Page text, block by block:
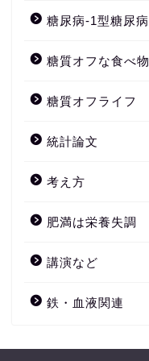
糖尿病-1型糖尿病
糖質オフな食べ物
糖質オフライフ
統計論文
考え方
肥満は栄養失調
講演など
鉄・血液関連